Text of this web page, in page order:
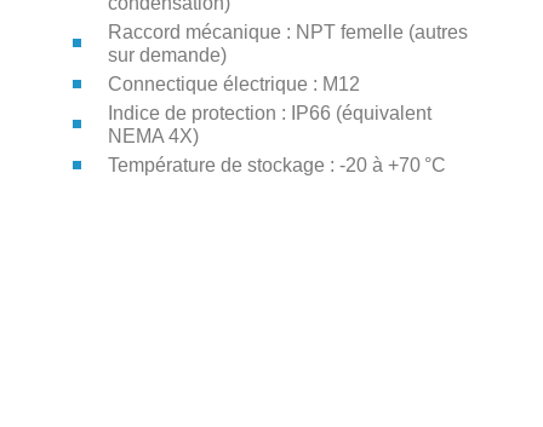
Raccord mécanique : NPT femelle (autres
sur demande)
Connectique électrique : M12
Indice de protection : IP66 (équivalent
NEMA 4X)
Température de stockage : -20 à +70 °C